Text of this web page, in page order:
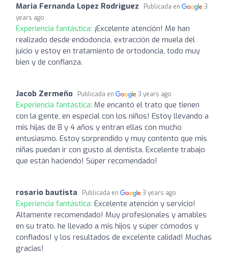
Maria Fernanda Lopez Rodriguez Publicada en
3
years ago
Experiencia fantástica: ¡Excelente atención! Me han
realizado desde endodoncia, extracción de muela del
juicio y estoy en tratamiento de ortodoncia, todo muy
bien y de confianza.
Jacob Zermeño Publicada en 3 years ago
Experiencia fantástica: Me encantó el trato que tienen
con la gente, en especial con los niños! Estoy llevando a
mis hijas de 8 y 4 años y entran ellas con mucho
entusiasmo. Estoy sorprendido y muy contento que mis
niñas puedan ir con gusto al dentista. Excelente trabajo
que están haciendo! Súper recomendado!
rosario bautista Publicada en 3 years ago
Experiencia fantástica: Excelente atención y servicio!
Altamente recomendado! Muy profesionales y amables
en su trato. he llevado a mis hijos y súper cómodos y
confiados! y los resultados de excelente calidad! Muchas
gracias!